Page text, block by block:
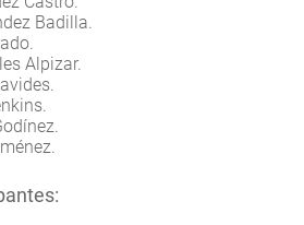
Badilla.
Alpizar.